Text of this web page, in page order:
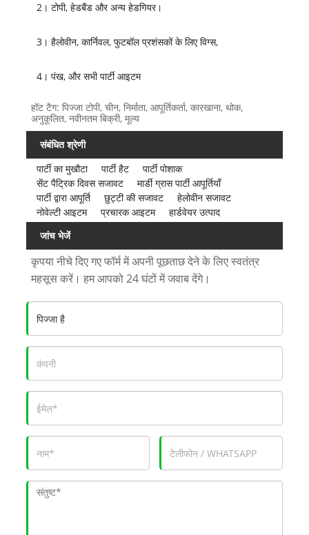
2। टोपी, हेडबैंड और अन्य हेडगियर।
3। हैलोवीन, कार्निवल, फुटबॉल प्रशंसकों के लिए विग्स,
4। पंख, और सभी पार्टी आइटम
हॉट टैग: पिज्जा टोपी, चीन, निर्माता, आपूर्तिकर्ता, कारखाना, थोक,
अनुकूलित, नवीनतम बिक्री, मूल्य
संबंधित श्रेणी
पार्टी का मुखौटा
पार्टी हैट
पार्टी पोशाक
सेंट पैट्रिक दिवस सजावट
मार्डी ग्रास पार्टी आपूर्तियाँ
पार्टी द्वारा आपूर्ति
छुट्टी की सजावट
हेलोवीन सजावट
नोवेल्टी आइटम
प्रचारक आइटम
हार्डवेयर उत्पाद
जांच भेजें
कृपया नीचे दिए गए फॉर्म में अपनी पूछताछ देने के लिए स्वतंत्र
महसूस करें। हम आपको 24 घंटों में जवाब देंगे।